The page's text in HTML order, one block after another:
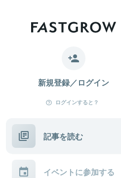
新規登録／ログイン
ログインすると？
記事を読む
イベントに参加する